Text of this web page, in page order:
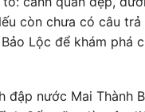
còn chưa có câu
Lộc để khám phá
đập nước Mai Thành